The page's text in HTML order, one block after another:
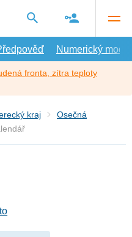
Numerický model
fronta, zítra teploty
kraj
Osečná